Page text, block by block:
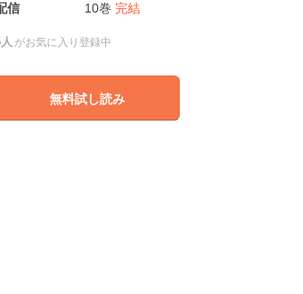
信
10巻 完結
がお気に入り登録中
無料試し読み